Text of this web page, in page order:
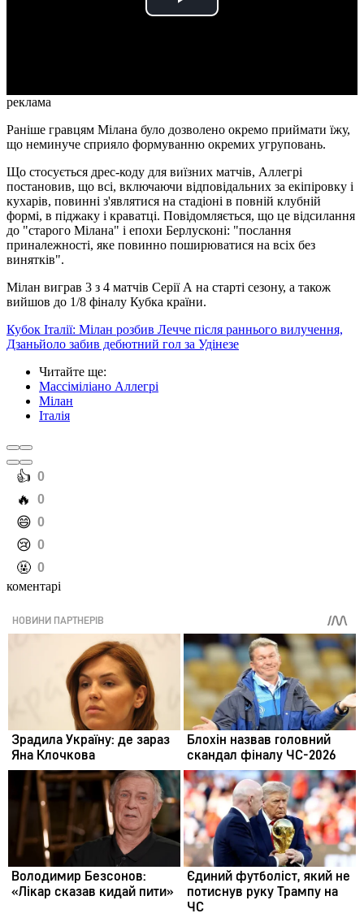
Play
реклама
Раніше гравцям Мілана було дозволено окремо приймати їжу,
що неминуче сприяло формуванню окремих угруповань.
Що стосується дрес-коду для виїзних матчів, Аллегрі
постановив, що всі, включаючи відповідальних за екіпіровку і
кухарів, повинні з'являтися на стадіоні в повній клубній
формі, в піджаку і краватці. Повідомляється, що це відсилання
до "старого Мілана" і епохи Берлусконі: "послання
приналежності, яке повинно поширюватися на всіх без
винятків".
Мілан виграв 3 з 4 матчів Серії А на старті сезону, а також
вийшов до 1/8 фіналу Кубка країни.
Кубок Італії: Мілан розбив Лечче після раннього вилучення,
Дзаньйоло забив дебютний гол за Удінезе
Читайте ще:
Массіміліано Аллегрі
Мілан
Італія
️👍 0
️🔥 0
️😄 0
️😢 0
️🤬 0
коментарі